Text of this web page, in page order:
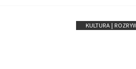
KULTURA |